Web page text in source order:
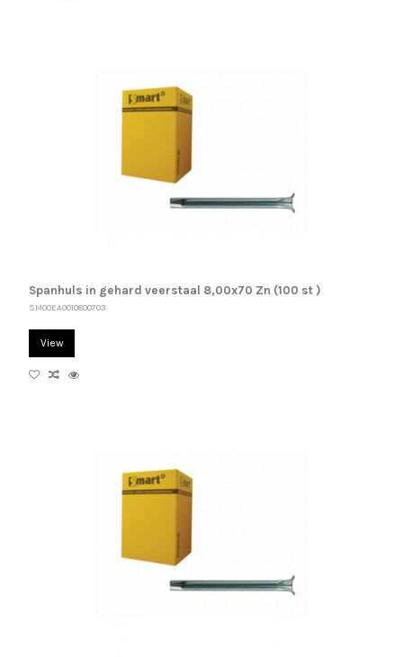
Spanhuls in gehard veerstaal 8,00x70 Zn (100 st )
SM00EA0010800703
View